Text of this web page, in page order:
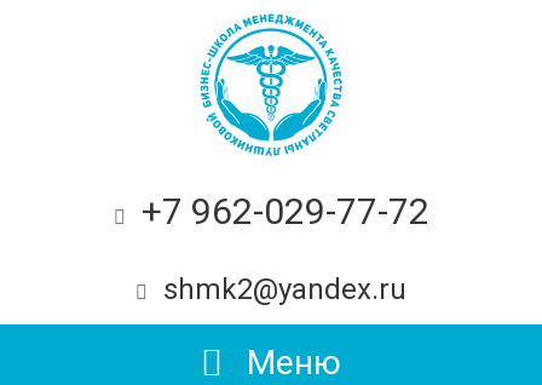
+7 962-029-77-72
shmk2@yandex.ru
Меню